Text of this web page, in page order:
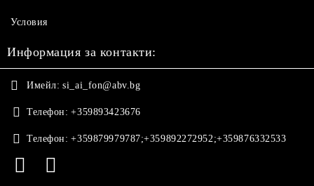
Условия
Информация за контакти:
Имейл: si_ai_fon@abv.bg
Телефон: +359893423676
Телефон: +359879979787;+359892272952;+359876332533